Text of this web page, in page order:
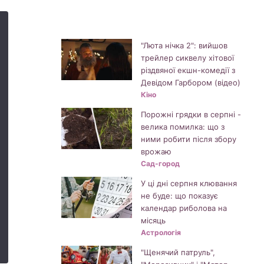
"Люта нічка 2": вийшов
трейлер сиквелу хітової
різдвяної екшн-комедії з
Девідом Гарбором (відео)
Кіно
Порожні грядки в серпні -
велика помилка: що з
ними робити після збору
врожаю
Сад-город
У ці дні серпня клювання
не буде: що показує
календар риболова на
місяць
Астрологія
"Щенячий патруль",